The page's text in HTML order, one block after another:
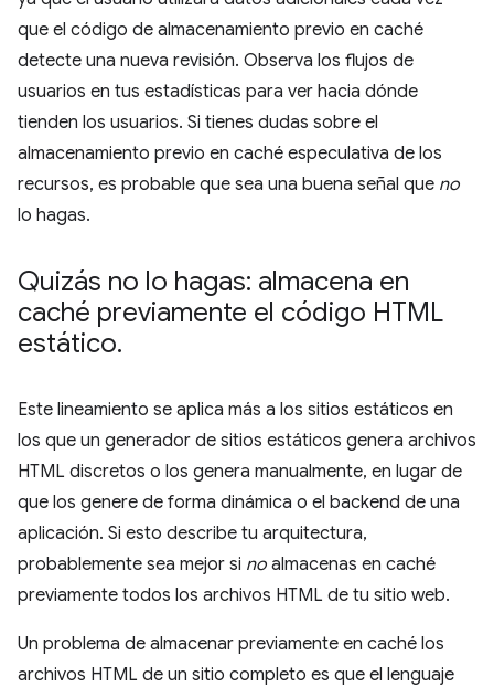
que el código de almacenamiento previo en caché
detecte una nueva revisión. Observa los flujos de
usuarios en tus estadísticas para ver hacia dónde
tienden los usuarios. Si tienes dudas sobre el
almacenamiento previo en caché especulativa de los
recursos, es probable que sea una buena señal que no
lo hagas.
Quizás no lo hagas: almacena en
caché previamente el código HTML
estático.
Este lineamiento se aplica más a los sitios estáticos en
los que un generador de sitios estáticos genera archivos
HTML discretos o los genera manualmente, en lugar de
que los genere de forma dinámica o el backend de una
aplicación. Si esto describe tu arquitectura,
probablemente sea mejor si no almacenas en caché
previamente todos los archivos HTML de tu sitio web.
Un problema de almacenar previamente en caché los
archivos HTML de un sitio completo es que el lenguaje